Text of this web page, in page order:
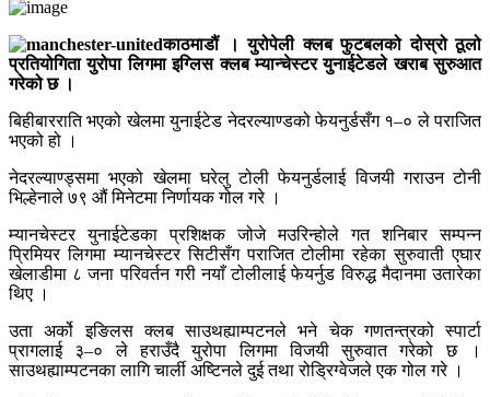
काठमाडौं । युरोपेली क्लब फुटबलको दोस्रो ठूलो
प्रतियोगिता युरोपा लिगमा इग्लिस क्लब म्यान्चेस्टर युनाईटेडले खराब सुरुआत
गरेको छ ।
बिहीबारराति भएको खेलमा युनाईटेड नेदरल्याण्डको फेयनुर्डसँग १–० ले पराजित
भएको हो ।
नेदरल्याण्ड्समा भएको खेलमा घरेलु टोली फेयनुर्डलाई विजयी गराउन टोनी
भिल्हेनाले ७९ औं मिनेटमा निर्णायक गोल गरे ।
म्यानचेस्टर युनाईटेडका प्रशिक्षक जोजे मउरिन्होले गत शनिबार सम्पन्न
प्रिमियर लिगमा म्यानचेस्टर सिटीसँग पराजित टोलीमा रहेका सुरुवाती एघार
खेलाडीमा ८ जना परिवर्तन गरी नयाँ टोलीलाई फेयर्नुड विरुद्ध मैदानमा उतारेका
थिए ।
उता अर्को इङिलस क्लब साउथह्याम्पटनले भने चेक गणतन्त्रको स्पार्टा
प्रागलाई ३–० ले हराउँदै युरोपा लिगमा विजयी सुरुवात गरेको छ ।
साउथह्याम्पटनका लागि चार्ली अष्टिनले दुई तथा रोड्रिग्वेजले एक गोल गरे ।